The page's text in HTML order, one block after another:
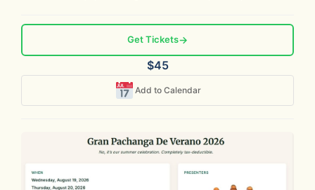
Get Tickets→
$45
Add to Calendar